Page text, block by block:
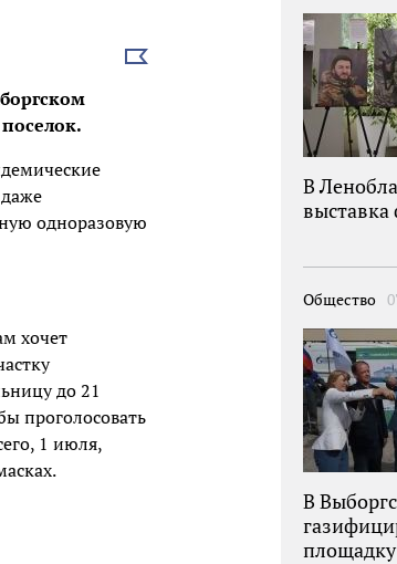
Выбрать
одноразовую
хочет
до 21
проголосовать
1 июля,
В
Общество
В
площадку